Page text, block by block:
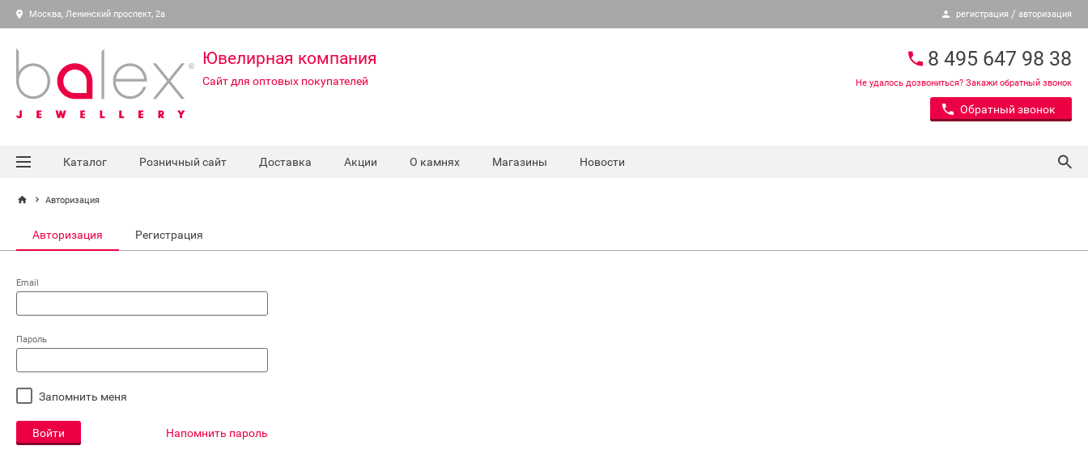
Москва, Ленинский проспект, 2а регистрация / авторизация
Ювелирная компания
Сайт для оптовых покупателей
8 495 647 98 38
Не удалось дозвониться? Закажи обратный звонок
Обратный звонок
Каталог Розничный сайт Доставка Акции О камнях Магазины Новости
Авторизация
Авторизация Регистрация
Email
Пароль
Запомнить меня
Войти Напомнить пароль